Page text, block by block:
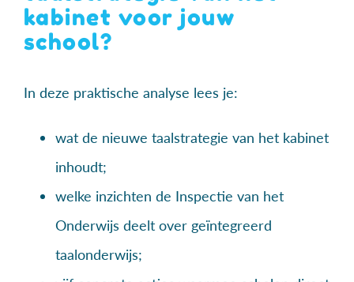
kabinet voor jouw
school?
In deze praktische analyse lees je:
wat de nieuwe taalstrategie van het kabinet
inhoudt;
welke inzichten de Inspectie van het
Onderwijs deelt over geïntegreerd
taalonderwijs;